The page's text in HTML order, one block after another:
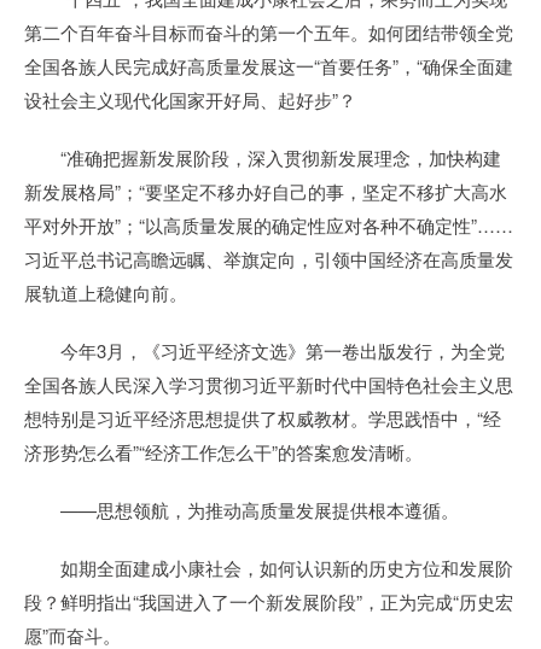
第二个百年奋斗目标而奋斗的第一个五年。如何团结带领全党
全国各族人民完成好高质量发展这一“首要任务”，“确保全面建
设社会主义现代化国家开好局、起好步”？
“准确把握新发展阶段，深入贯彻新发展理念，加快构建
新发展格局”；“要坚定不移办好自己的事，坚定不移扩大高水
平对外开放”；“以高质量发展的确定性应对各种不确定性”……
习近平总书记高瞻远瞩、举旗定向，引领中国经济在高质量发
展轨道上稳健向前。
今年3月，《习近平经济文选》第一卷出版发行，为全党
全国各族人民深入学习贯彻习近平新时代中国特色社会主义思
想特别是习近平经济思想提供了权威教材。学思践悟中，“经
济形势怎么看”“经济工作怎么干”的答案愈发清晰。
——思想领航，为推动高质量发展提供根本遵循。
如期全面建成小康社会，如何认识新的历史方位和发展阶
段？鲜明指出“我国进入了一个新发展阶段”，正为完成“历史宏
愿”而奋斗。